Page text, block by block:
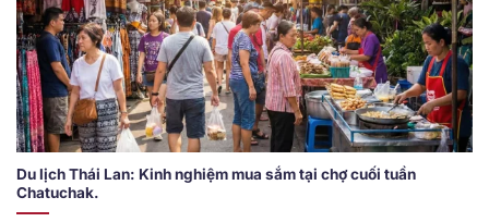
Du lịch Thái Lan: Kinh nghiệm mua sắm tại chợ cuối tuần
Chatuchak.